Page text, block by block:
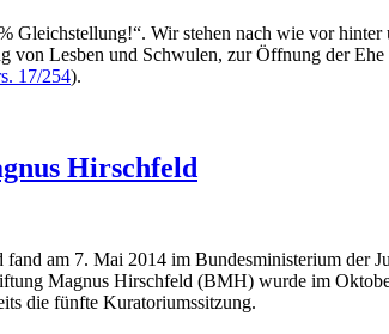
Wir stehen nach wie vor
von Lesben und Schwulen, zur Öffnung der
17/254).
Hirschfeld
am 7. Mai 2014 im Bundesministerium der
Magnus Hirschfeld (BMH) wurde im
die fünfte Kuratoriumssitzung.